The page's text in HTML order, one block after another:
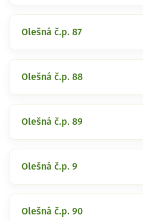
Olešná č.p. 87
Olešná č.p. 88
Olešná č.p. 89
Olešná č.p. 9
Olešná č.p. 90